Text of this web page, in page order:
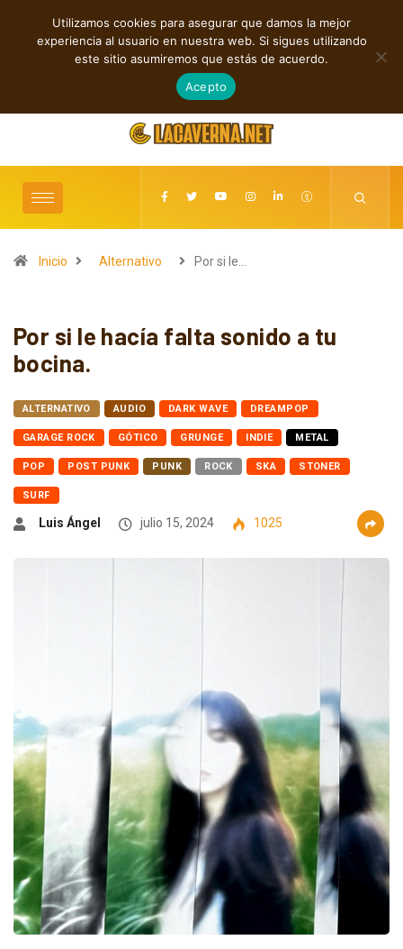
TENDENCIAS
M3TIN presenta “Nuestra Historia Acabó” en español
agosto 6, 2026
Inicio Alternativo Por si le…
Por si le hacía falta sonido a tu
bocina.
ALTERNATIVO AUDIO DARK WAVE DREAMPOP
GARAGE ROCK GÓTICO GRUNGE INDIE METAL
POP POST PUNK PUNK ROCK SKA STONER
SURF
Luis Ángel julio 15, 2024 1025
Utilizamos cookies para asegurar que damos la mejor
experiencia al usuario en nuestra web. Si sigues utilizando
este sitio asumiremos que estás de acuerdo.
Acepto